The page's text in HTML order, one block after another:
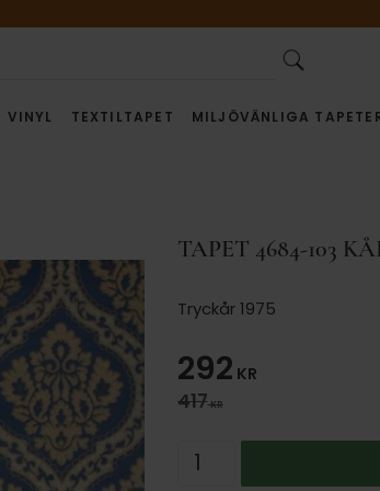
VINYL TEXTILTAPET MILJÖVÄNLIGA
TAPET 4684-103
Tryckår 1975
Nedsatt pris:
292 KR
Ordinarie pris:
417KR